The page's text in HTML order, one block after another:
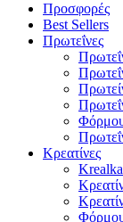
Προσφορές
Best Sellers
Πρωτεΐνες
Κρεατίνες